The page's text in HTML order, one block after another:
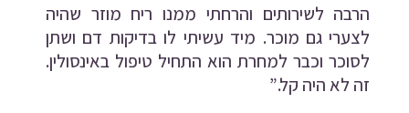
הרבה לשירותים והרחתי ממנו ריח מוזר שהיה
לצערי גם מוכר. מיד עשיתי לו בדיקות דם ושתן
לסוכר וכבר למחרת הוא התחיל טיפול באינסולין.
זה לא היה קל.”